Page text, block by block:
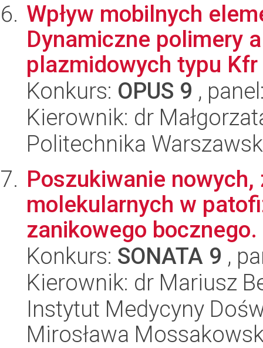
Wpływ mobilnych
Dynamiczne polimery
plazmidowych typu Kfr
Konkurs: OPUS 9 ,
Kierownik: dr
Politechnika
Poszukiwanie
molekularnych w
zanikowego bocznego.
Konkurs: SONATA 9 ,
Kierownik: dr Mariusz
Instytut Medycyny
Mirosława